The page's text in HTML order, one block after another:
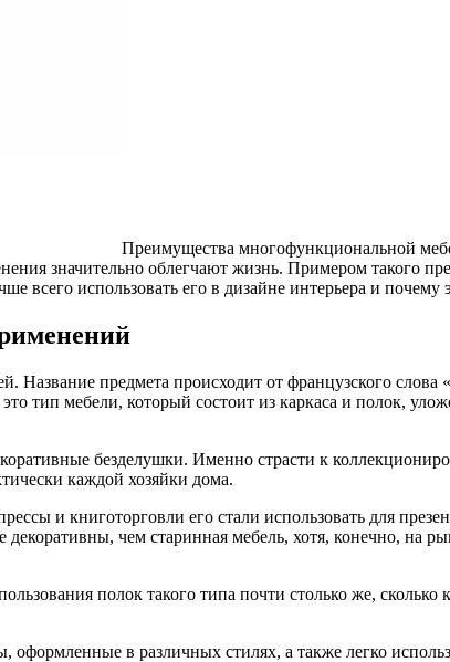
Преимущества многофункциональной
значительно облегчают жизнь. Примером такого
использовать его в дизайне интерьера и почему
предмета происходит от французского слова
тип мебели, который состоит из каркаса и полок,
безделушки. Именно страсти к
каждой хозяйки дома.
и книготорговли его стали использовать для
чем старинная мебель, хотя, конечно, на
полок такого типа почти столько же, сколько
оформленные в различных стилях, а также легко